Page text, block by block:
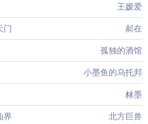
王媛爱
门 郝在
孤独的酒馆
小墨鱼的乌托邦
沝墨
界 北方巨兽